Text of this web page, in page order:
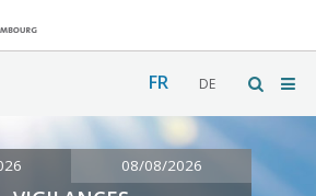
FR DE
08/08/2026